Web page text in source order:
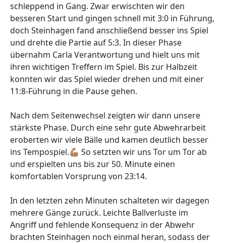
schleppend in Gang. Zwar erwischten wir den
besseren Start und gingen schnell mit 3:0 in Führung,
doch Steinhagen fand anschließend besser ins Spiel
und drehte die Partie auf 5:3. In dieser Phase
übernahm Carla Verantwortung und hielt uns mit
ihren wichtigen Treffern im Spiel. Bis zur Halbzeit
konnten wir das Spiel wieder drehen und mit einer
11:8-Führung in die Pause gehen.
Nach dem Seitenwechsel zeigten wir dann unsere
stärkste Phase. Durch eine sehr gute Abwehrarbeit
eroberten wir viele Bälle und kamen deutlich besser
ins Tempospiel.💪🏽 So setzten wir uns Tor um Tor ab
und erspielten uns bis zur 50. Minute einen
komfortablen Vorsprung von 23:14.
In den letzten zehn Minuten schalteten wir dagegen
mehrere Gänge zurück. Leichte Ballverluste im
Angriff und fehlende Konsequenz in der Abwehr
brachten Steinhagen noch einmal heran, sodass der